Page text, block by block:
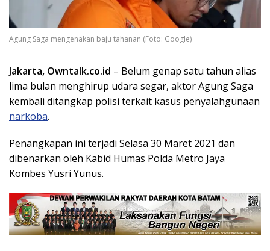
Agung Saga mengenakan baju tahanan (Foto: Google)
Jakarta, Owntalk.co.id – Belum genap satu tahun alias
lima bulan menghirup udara segar, aktor Agung Saga
kembali ditangkap polisi terkait kasus penyalahgunaan
narkoba.
Penangkapan ini terjadi Selasa 30 Maret 2021 dan
dibenarkan oleh Kabid Humas Polda Metro Jaya
Kombes Yusri Yunus.